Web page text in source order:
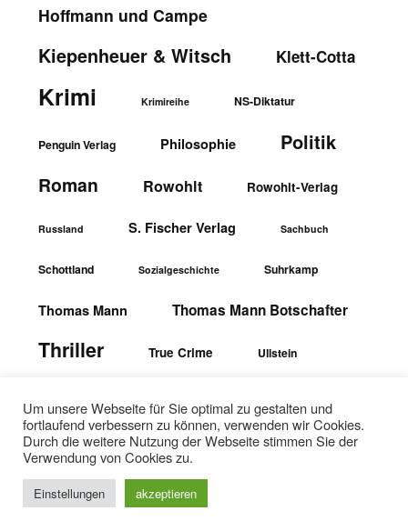
Hoffmann und Campe
Kiepenheuer & Witsch Klett-Cotta
Krimi Krimireihe NS-Diktatur
Penguin Verlag Philosophie Politik
Roman Rowohlt Rowohlt-Verlag
Russland S. Fischer Verlag Sachbuch
Schottland Sozialgeschichte Suhrkamp
Thomas Mann Thomas Mann Botschafter
Thriller True Crime Ullstein
©2026 Textopfer| WordPress Theme by
Um unsere Webseite für Sie optimal zu gestalten und
fortlaufend verbessern zu können, verwenden wir Cookies.
Durch die weitere Nutzung der Webseite stimmen Sie der
Verwendung von Cookies zu.
Einstellungen akzeptieren